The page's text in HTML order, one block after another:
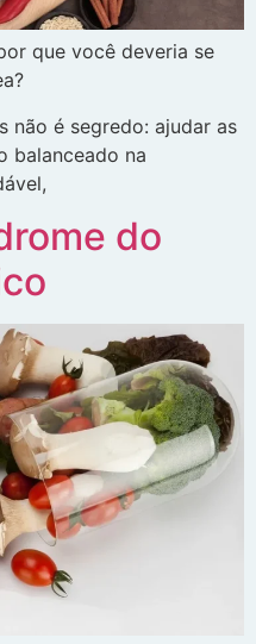
que você deveria se
não é segredo: ajudar as
balanceado na
do